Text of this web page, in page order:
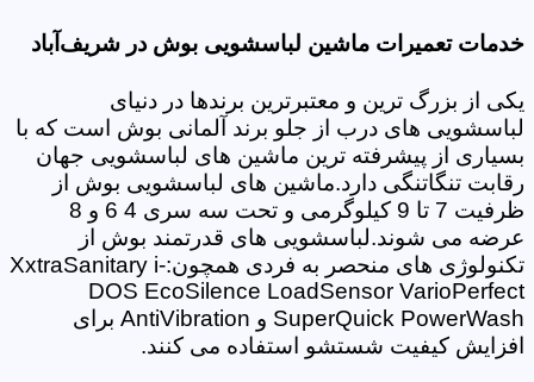
خدمات تعمیرات ماشین لباسشویی بوش در شریف‌آباد
یکی از بزرگ ترین و معتبرترین برندها در دنیای
لباسشویی های درب از جلو برند آلمانی بوش است که با
بسیاری از پیشرفته ترین ماشین های لباسشویی جهان
رقابت تنگاتنگی دارد.ماشین های لباسشویی بوش از
ظرفیت 7 تا 9 کیلوگرمی و تحت سه سری 4 6 و 8
عرضه می شوند.لباسشویی های قدرتمند بوش از
تکنولوژی های منحصر به فردی همچون:XxtraSanitary i-
DOS EcoSilence LoadSensor VarioPerfect
SuperQuick PowerWash و AntiVibration برای
افزایش کیفیت شستشو استفاده می کنند.